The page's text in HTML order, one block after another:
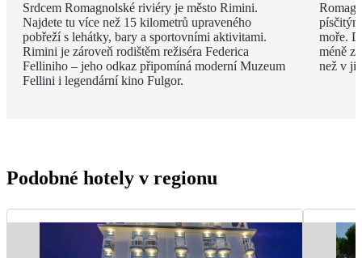
Srdcem Romagnolské riviéry je město Rimini.
Najdete tu více než 15 kilometrů upraveného
pobřeží s lehátky, bary a sportovními aktivitami.
Rimini je zároveň rodištěm režiséra Federica
Felliniho – jeho odkaz připomíná moderní Muzeum
Fellini i legendární kino Fulgor.
moře.
méně
než v
Podobné hotely v regionu